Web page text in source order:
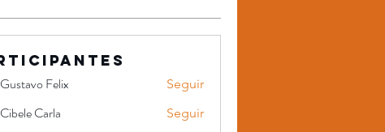
Gustavo Felix
Seguir
Cibele Carla Seguir